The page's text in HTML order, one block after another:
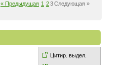
« Предыдущая 1 23Следующая »
Цитир. выдел.